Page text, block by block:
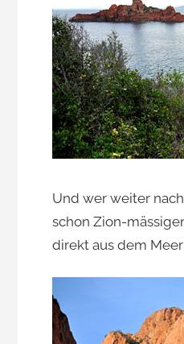
Und wer weiter
schon Zion-
direkt aus dem